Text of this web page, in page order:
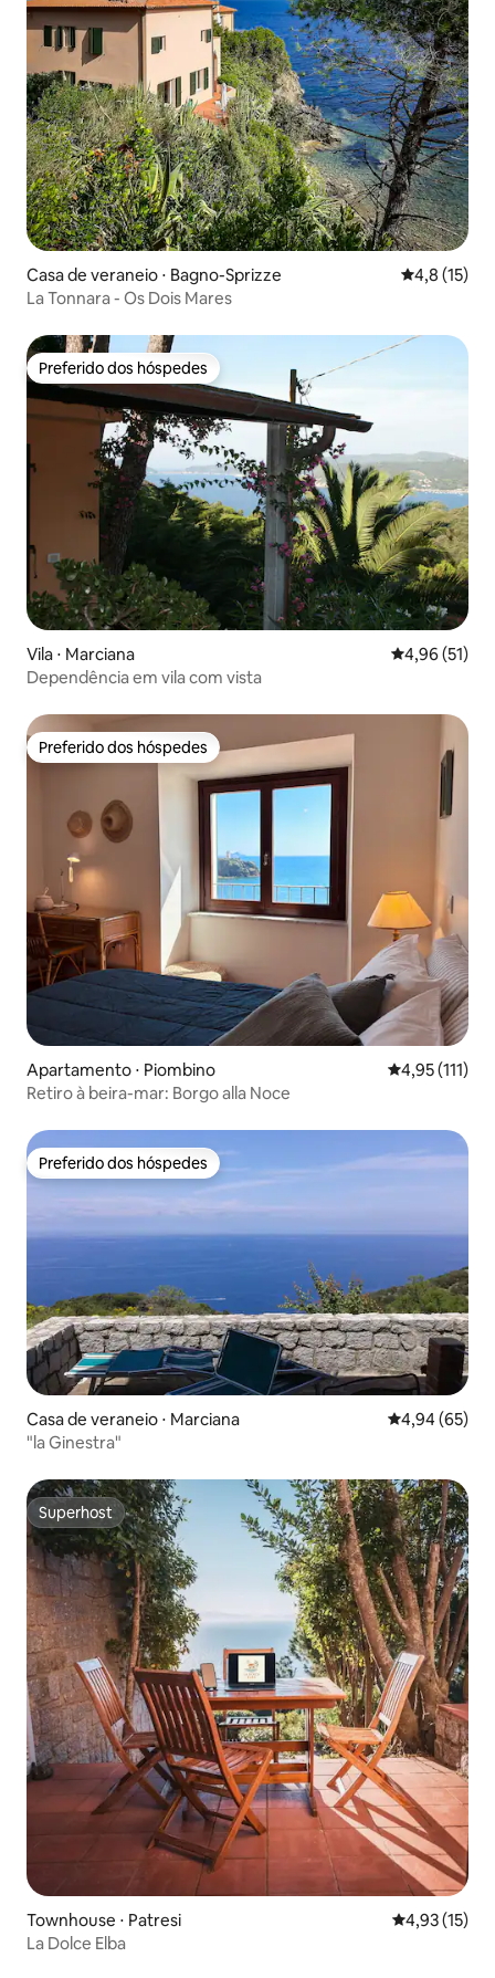
Casa de veraneio ⋅ Bagno-Sprizze 4,8 de uma
4,8 (15)
La Tonnara - Os Dois Mares
Preferido dos hóspedes
Preferido dos hóspedes
Vila ⋅ Marciana 4,96 de uma
4,96 (51)
Dependência em vila com vista
Preferido dos hóspedes
Preferido dos hóspedes
Apartamento ⋅ Piombino 4,95 de uma
4,95 (111)
Retiro à beira-mar: Borgo alla Noce
Preferido dos hóspedes
Preferido dos hóspedes
Casa de veraneio ⋅ Marciana 4,94 de uma
4,94 (65)
"la Ginestra"
Superhost
Superhost
Townhouse ⋅ Patresi 4,93 de uma
4,93 (15)
La Dolce Elba